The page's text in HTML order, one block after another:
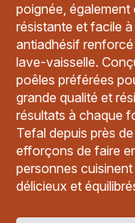
poignée,
résistante et facile
antiadhésif
lave-vaisselle.
poêles préférées
grande qualité et
résultats à chaque
Tefal depuis près
efforçons de faire
personnes
délicieux et